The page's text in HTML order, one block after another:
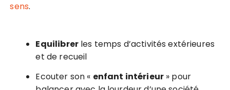
sens.
Equilibrerles temps d’activités extérieures
et de recueil
Ecouter son « enfant intérieur » pour